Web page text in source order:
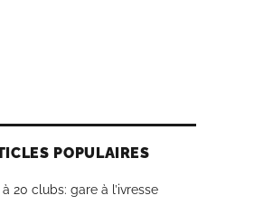
POPULAIRES
20 clubs: gare à l’ivresse